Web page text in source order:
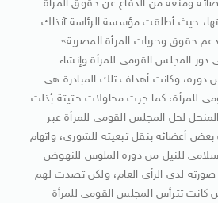
ومنعه من الدفاع عن حقوق المرأة
حيث أطلقت مؤسسة الرئاسة آنذاك
حقوق وحريات المرأة المصرية»
المجلس القومى للمرأة وإنشاء
وكانت أهداف تلك المبادرة هى
للمرأة، كما جرت محاولات حثيثة بُذلت
لحل المجلس القومى للمرأة عبر
أعضائه بنقل تبعيته للشورى، واتهام
للنيل من دوره الملوس للنهوض
صورته لدى الرأى العام، ولكن تصدت لهم
كانت تترأس المجلس القومى للمرأة